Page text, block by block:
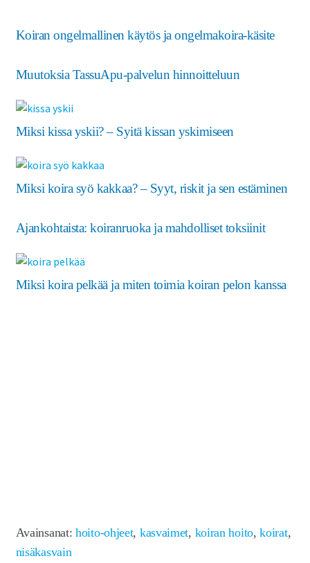
Koiran ongelmallinen käytös ja ongelmakoira-käsite
Muutoksia TassuApu-palvelun hinnoitteluun
Miksi kissa yskii? – Syitä kissan yskimiseen
Miksi koira syö kakkaa? – Syyt, riskit ja sen estäminen
Ajankohtaista: koiranruoka ja mahdolliset toksiinit
Miksi koira pelkää ja miten toimia koiran pelon kanssa
Avainsanat:hoito-ohjeet, kasvaimet, koiran hoito,koirat,
nisäkasvain